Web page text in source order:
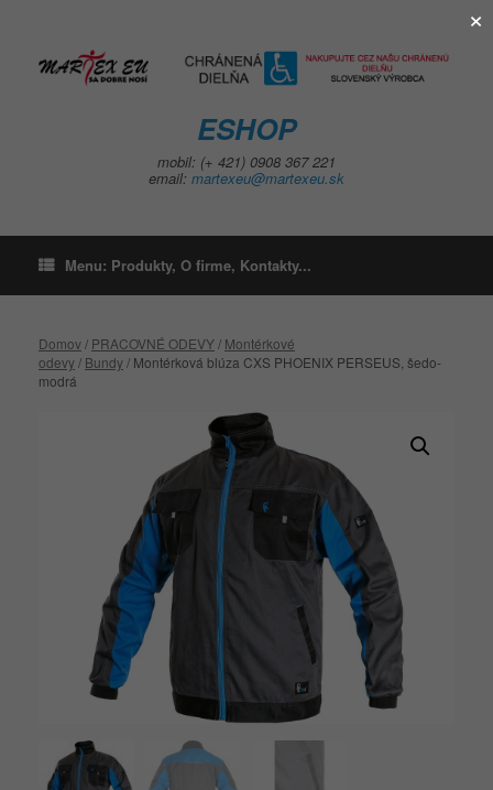
ESHOP
mobil: (+ 421) 0908 367 221
email: martexeu@martexeu.sk
Menu: Produkty, O firme, Kontakty...
Domov/ PRACOVNÉ ODEVY/ Montérkové
odevy/ Bundy/ Montérková blúza CXS PHOENIX PERSEUS, šedo-
modrá
×